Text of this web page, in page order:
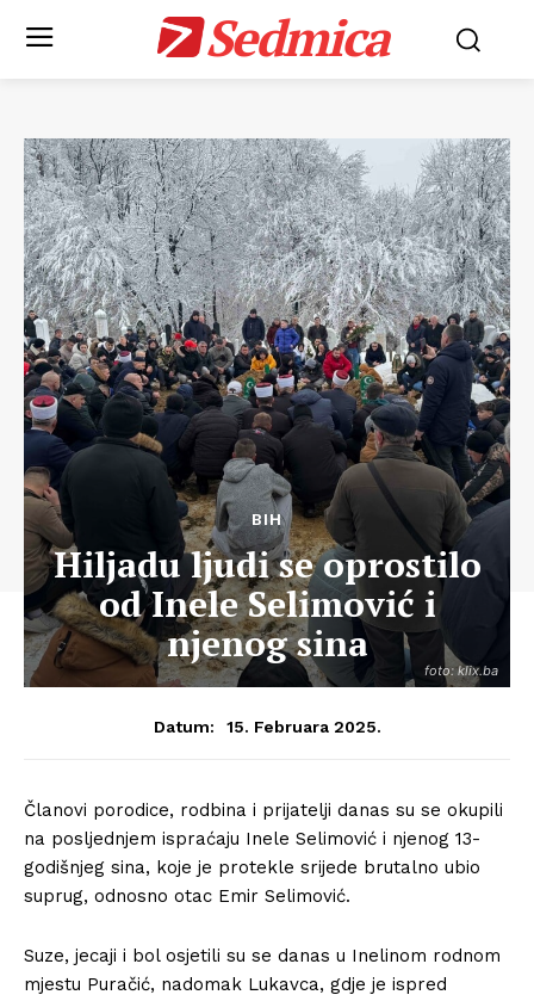
Sedmica
foto: klix.ba
BIH
Hiljadu ljudi se oprostilo
od Inele Selimović i
njenog sina
Datum: 15. Februara 2025.
Članovi porodice, rodbina i prijatelji danas su se okupili
na posljednjem ispraćaju Inele Selimović i njenog 13-
godišnjeg sina, koje je protekle srijede brutalno ubio
suprug, odnosno otac Emir Selimović.
Suze, jecaji i bol osjetili su se danas u Inelinom rodnom
mjestu Puračić, nadomak Lukavca, gdje je ispred